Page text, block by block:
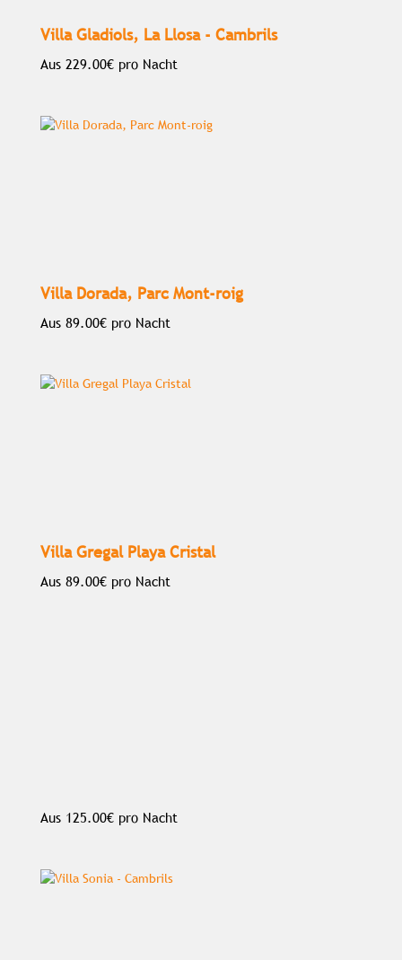
Villa Gladiols, La Llosa - Cambrils
Aus 229.00€ pro Nacht
Villa Dorada, Parc Mont-roig
Aus 89.00€ pro Nacht
Villa Gregal Playa Cristal
Aus 89.00€ pro Nacht
Aus 125.00€ pro Nacht